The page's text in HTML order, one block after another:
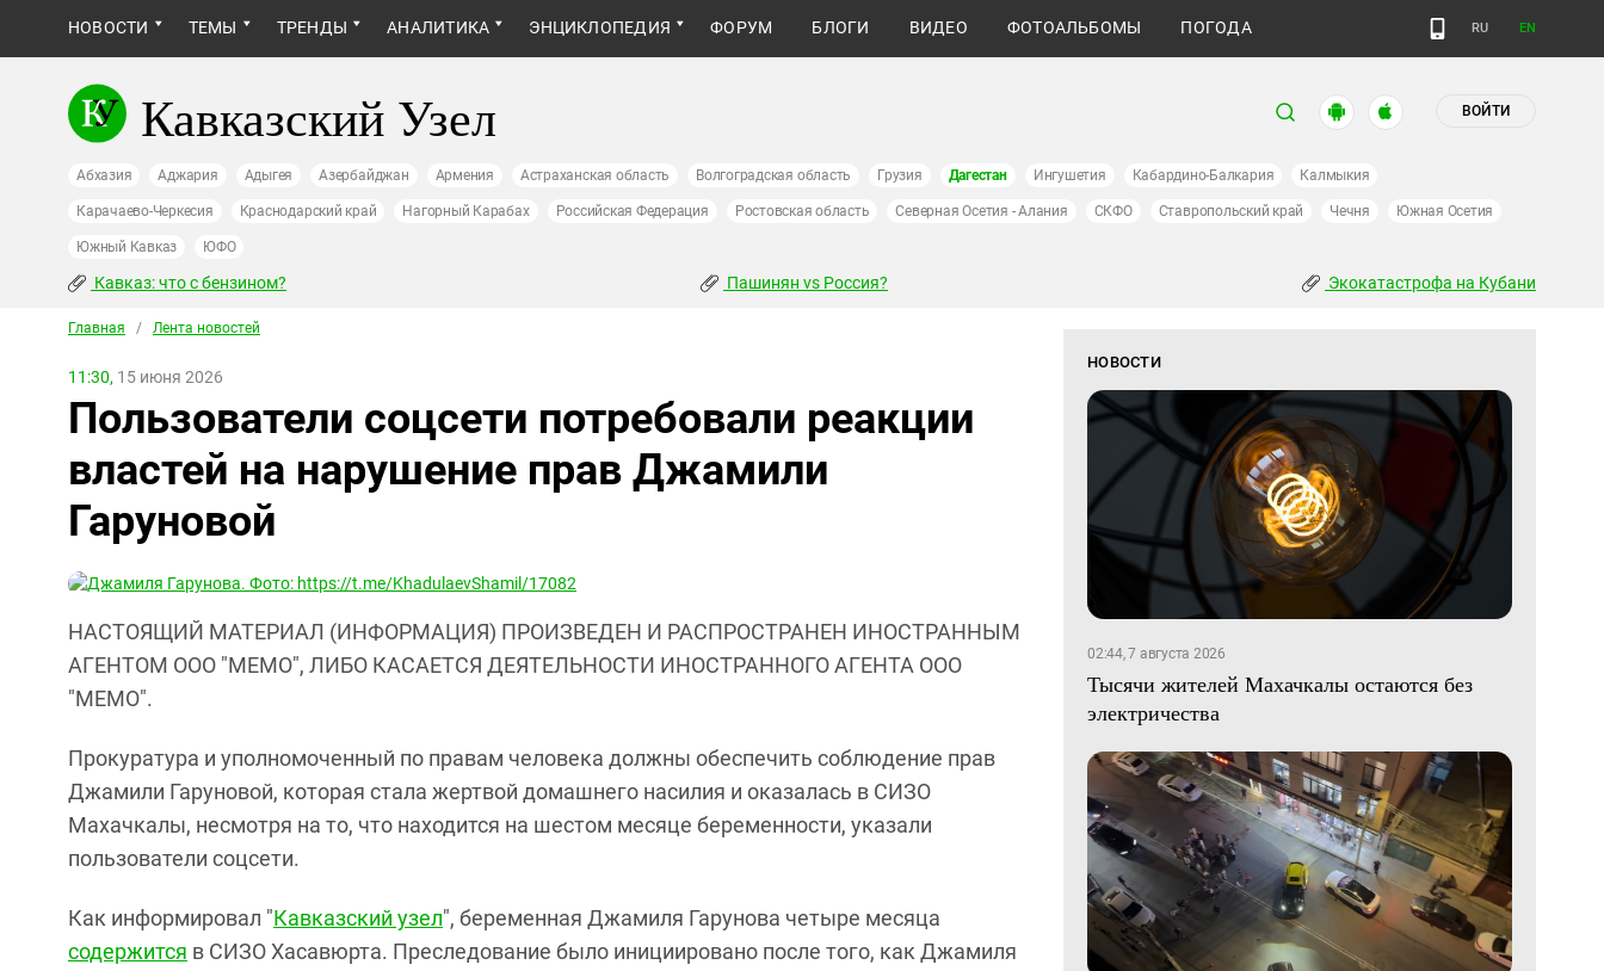
НОВОСТИ ТЕМЫ ТРЕНДЫ АНАЛИТИКА ЭНЦИКЛОПЕДИЯ ФОРУМ БЛОГИ ВИДЕО ФОТОАЛЬБОМЫ ПОГОДА RU EN
Кавказский Узел ВОЙТИ
Абхазия Аджария Адыгея Азербайджан Армения Астраханская область Волгоградская область Грузия Дагестан Ингушетия Кабардино-Балкария Калмыкия
Карачаево-Черкесия Краснодарский край Нагорный Карабах Российская Федерация Ростовская область Северная Осетия - Алания СКФО Ставропольский край Чечня Южная Осетия
Южный Кавказ ЮФО
Кавказ: что с бензином? Пашинян vs Россия? Экокатастрофа на Кубани
Главная / Лента новостей
11:30, 15 июня 2026
Пользователи соцсети потребовали реакции
властей на нарушение прав Джамили
Гаруновой
НАСТОЯЩИЙ МАТЕРИАЛ (ИНФОРМАЦИЯ) ПРОИЗВЕДЕН И РАСПРОСТРАНЕН ИНОСТРАННЫМ
АГЕНТОМ ООО "МЕМО", ЛИБО КАСАЕТСЯ ДЕЯТЕЛЬНОСТИ ИНОСТРАННОГО АГЕНТА ООО
"МЕМО".
Прокуратура и уполномоченный по правам человека должны обеспечить соблюдение прав
Джамили Гаруновой, которая стала жертвой домашнего насилия и оказалась в СИЗО
Махачкалы, несмотря на то, что находится на шестом месяце беременности, указали
пользователи соцсети.
Как информировал "Кавказский узел", беременная Джамиля Гарунова четыре месяца
содержится в СИЗО Хасавюрта. Преследование было инициировано после того, как Джамиля
НОВОСТИ
02:44, 7 августа 2026
Тысячи жителей Махачкалы остаются без
электричества